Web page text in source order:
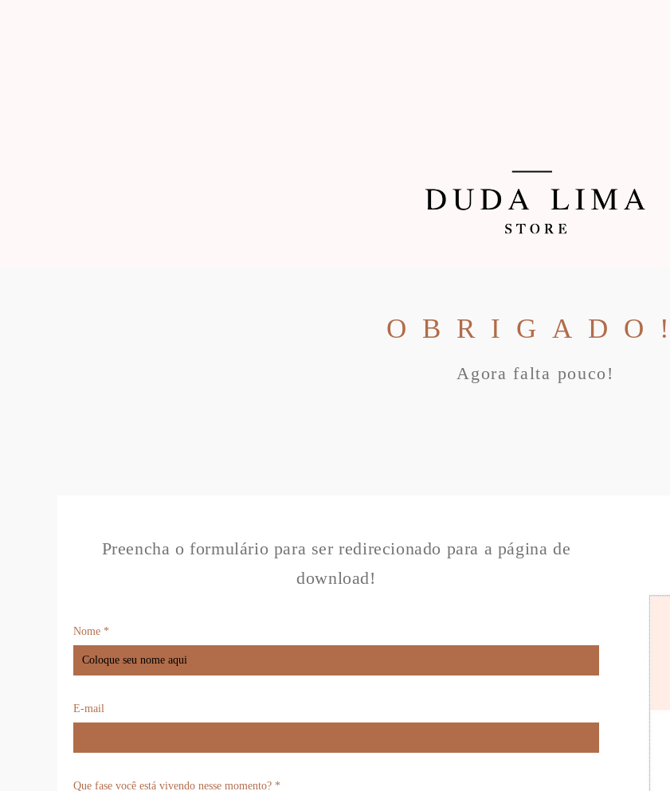
OBRIGADO!
Agora falta pouco!
Preencha o formulário para ser redirecionado para a página de
download!
Nome *
E-mail
Que fase você está vivendo nesse momento? *